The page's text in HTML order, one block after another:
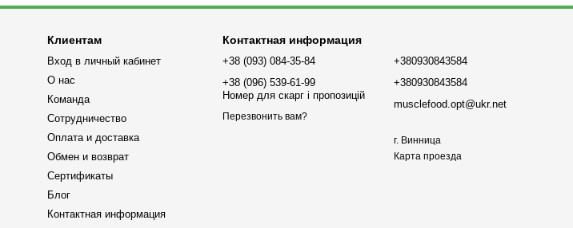
Клиентам
Вход в личный кабинет
О нас
Команда
Сотрудничество
Оплата и доставка
Обмен и возврат
Сертификаты
Блог
Контактная информация
Контактная информация
+38 (093) 084-35-84
+38 (096) 539-61-99
Номер для скарг і пропозицій
Перезвонить вам?
+380930843584
+380930843584
musclefood.opt@ukr.net
г. Винница
Карта проезда